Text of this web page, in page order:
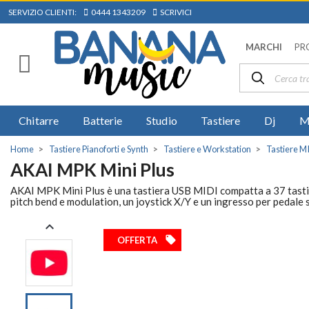
SERVIZIO CLIENTI: 0444 1343209 SCRIVICI
MARCHI
Chitarre Batterie Studio Tastiere Dj
Home Tastiere Pianoforti e Synth Tastiere e Workstation Tastiere
AKAI MPK Mini Plus
AKAI MPK Mini Plus è una tastiera USB MIDI compatta a 37
pitch bend e modulation, un joystick X/Y e un ingresso per pedale
OFFERTA local_offer
